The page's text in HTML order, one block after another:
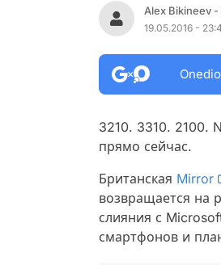
Alex Bikineev -
19.05.2016 -
3210. 3310. 2100.
прямо сейчас.
Британская Mirror
возвращается на
слияния с
смартфонов и